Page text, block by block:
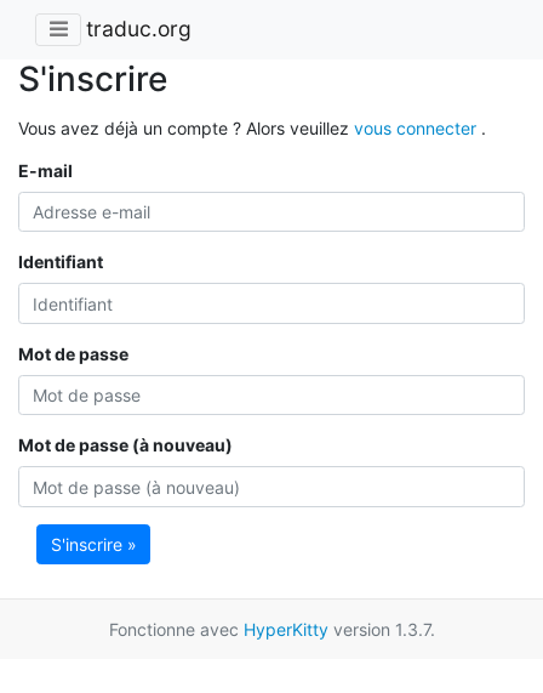
traduc.org
S'inscrire
Vous avez déjà un compte ? Alors veuillez vous connecter .
E-mail
Identifiant
Mot de passe
Mot de passe (à nouveau)
S'inscrire »
Fonctionne avec HyperKittyversion 1.3.7.